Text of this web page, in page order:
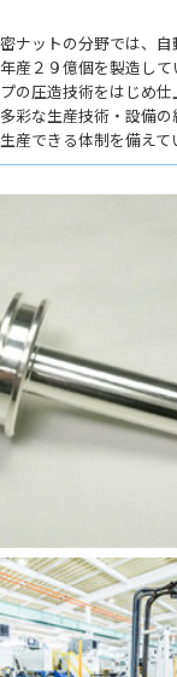
密ナットの分野では、
産２９億個を製造して
の圧造技術をはじめ仕
彩な生産技術・設備
産できる体制を備えて